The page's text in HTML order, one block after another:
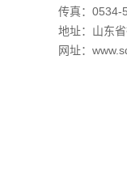
传真：0534-
地址：山东
网址：